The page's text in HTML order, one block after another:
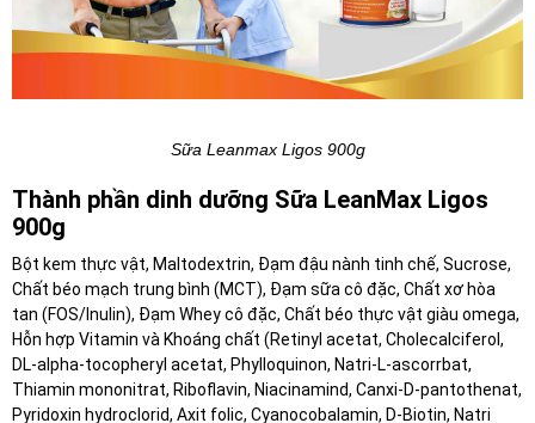
Sữa Leanmax Ligos 900g
Thành phần dinh dưỡng Sữa LeanMax Ligos
900g
Bột kem thực vật, Maltodextrin, Đạm đậu nành tinh chế, Sucrose,
Chất béo mạch trung bình (MCT), Đạm sữa cô đặc, Chất xơ hòa
tan (FOS/Inulin), Đạm Whey cô đặc, Chất béo thực vật giàu omega,
Hỗn hợp Vitamin và Khoáng chất (Retinyl acetat, Cholecalciferol,
DL-alpha-tocopheryl acetat, Phylloquinon, Natri-L-ascorrbat,
Thiamin mononitrat, Riboflavin, Niacinamind, Canxi-D-pantothenat,
Pyridoxin hydroclorid, Axit folic, Cyanocobalamin, D-Biotin, Natri